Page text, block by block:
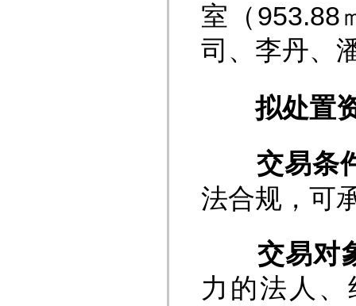
室（953.88
司、李丹、
拟处置
交易条
法合规，可
交易对
力的法人